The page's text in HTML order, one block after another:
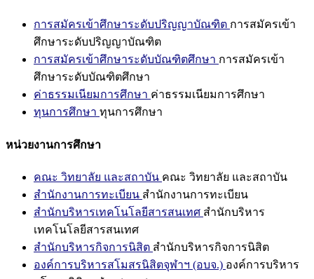
การสมัครเข้าศึกษาระดับปริญญาบัณฑิต การสมัครเข้า
ศึกษาระดับปริญญาบัณฑิต
การสมัครเข้าศึกษาระดับบัณฑิตศึกษา การสมัครเข้า
ศึกษาระดับบัณฑิตศึกษา
ค่าธรรมเนียมการศึกษา ค่าธรรมเนียมการศึกษา
ทุนการศึกษา ทุนการศึกษา
หน่วยงานการศึกษา
คณะ วิทยาลัย และสถาบัน คณะ วิทยาลัย และสถาบัน
สำนักงานการทะเบียน สำนักงานการทะเบียน
สำนักบริหารเทคโนโลยีสารสนเทศ สำนักบริหาร
เทคโนโลยีสารสนเทศ
สำนักบริหารกิจการนิสิต สำนักบริหารกิจการนิสิต
องค์การบริหารสโมสรนิสิตจุฬาฯ (อบจ.) องค์การบริหาร